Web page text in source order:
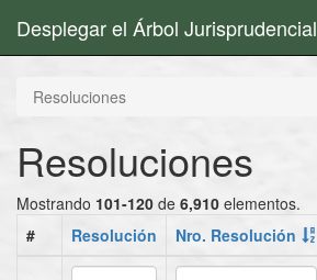
Desplegar el Árbol Jurisprudencial
Resoluciones
Resoluciones
Mostrando 101-120 de 6,910 elementos.
#
Resolución Nro. Resolución